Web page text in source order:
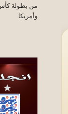
وأمريكا